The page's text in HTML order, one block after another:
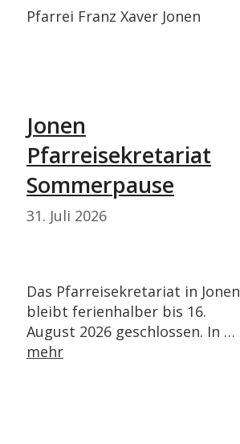
Pfarrei Franz Xaver Jonen
Jonen
Pfarreisekretariat
Sommerpause
31. Juli 2026
Das Pfarreisekretariat in Jonen
bleibt ferienhalber bis 16.
August 2026 geschlossen. In …
mehr